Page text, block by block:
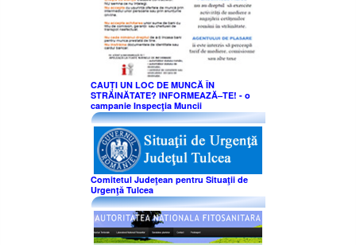
CAUȚI UN LOC DE MUNCĂ ÎN
STRĂINĂTATE? INFORMEAZĂ–TE! - o
campanie Inspecţia Muncii
Comitetul Judeţean pentru Situaţii de
Urgenţă Tulcea